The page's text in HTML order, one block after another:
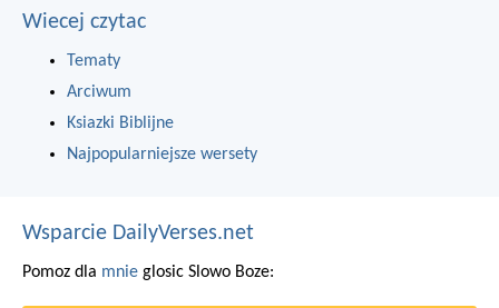
Wiecej czytac
Tematy
Arciwum
Ksiazki Biblijne
Najpopularniejsze wersety
Wsparcie DailyVerses.net
Pomoz dla mnie glosic Slowo Boze: